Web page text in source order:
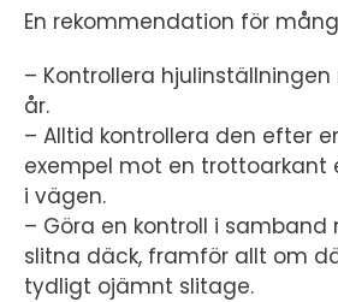
En rekommendation för
– Kontrollera
år.
– Alltid kontrollera den efter
exempel mot en trottoarkant
i vägen.
– Göra en kontroll i
slitna däck, framför allt om
tydligt ojämnt slitage.